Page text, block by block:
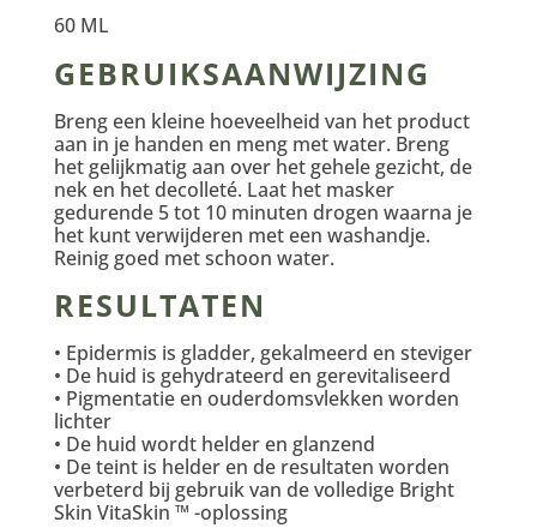
60 ML
GEBRUIKSAANWIJZING
Breng een kleine hoeveelheid van het product
aan in je handen en meng met water. Breng
het gelijkmatig aan over het gehele gezicht, de
nek en het decolleté. Laat het masker
gedurende 5 tot 10 minuten drogen waarna je
het kunt verwijderen met een washandje.
Reinig goed met schoon water.
RESULTATEN
• Epidermis is gladder, gekalmeerd en steviger
• De huid is gehydrateerd en gerevitaliseerd
• Pigmentatie en ouderdomsvlekken worden
lichter
• De huid wordt helder en glanzend
• De teint is helder en de resultaten worden
verbeterd bij gebruik van de volledige Bright
Skin VitaSkin ™ -oplossing